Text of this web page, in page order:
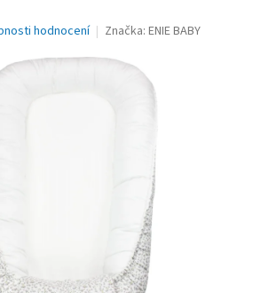
hodnocení Značka: ENIE BABY